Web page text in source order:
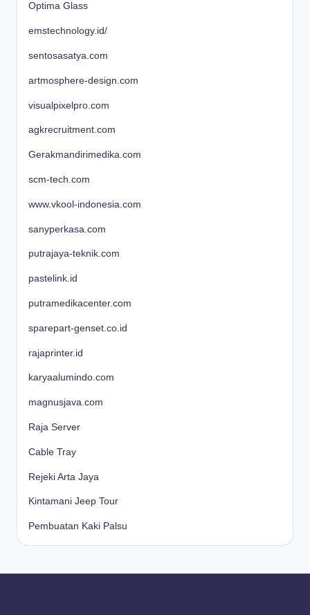
Optima Glass
emstechnology.id/
sentosasatya.com
artmosphere-design.com
visualpixelpro.com
agkrecruitment.com
Gerakmandirimedika.com
scm-tech.com
www.vkool-indonesia.com
sanyperkasa.com
putrajaya-teknik.com
pastelink.id
putramedikacenter.com
sparepart-genset.co.id
rajaprinter.id
karyaalumindo.com
magnusjava.com
Raja Server
Cable Tray
Rejeki Arta Jaya
Kintamani Jeep Tour
Pembuatan Kaki Palsu